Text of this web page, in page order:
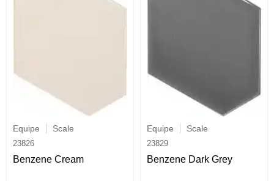
Equipe Scale
23826
Benzene Cream
Equipe Scale
23829
Benzene Dark Grey